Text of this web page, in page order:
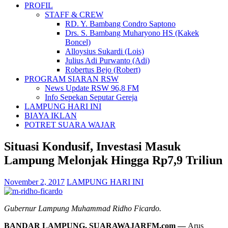
PROFIL
STAFF & CREW
RD. Y. Bambang Condro Saptono
Drs. S. Bambang Muharyono HS (Kakek
Boncel)
Alloysius Sukardi (Lois)
Julius Adi Purwanto (Adi)
Robertus Bejo (Robert)
PROGRAM SIARAN RSW
News Update RSW 96,8 FM
Info Sepekan Seputar Gereja
LAMPUNG HARI INI
BIAYA IKLAN
POTRET SUARA WAJAR
Situasi Kondusif, Investasi Masuk
Lampung Melonjak Hingga Rp7,9 Triliun
November 2, 2017 LAMPUNG HARI INI
Gubernur Lampung Muhammad Ridho Ficardo.
BANDAR LAMPUNG, SUARAWAJARFM.com — Arus